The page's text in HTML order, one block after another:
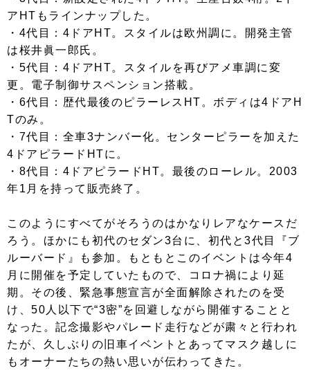
アHTもラインナップした。
・4代目：4ドアHT。スタイルは欧州調に。開発主管
は桜井眞一郎氏。
・5代目：4ドアHT。スタイルを再びアメ車調に変
更。電子制御サスペンション搭載。
・6代目：歴代最後のピラーレスHT。ボディは4ドアH
Tのみ。
・7代目：全車3ナンバー化。センターピラーを加えた
4ドアピラードHTに。
・8代目：4ドアピラードHT。最後のローレル。2003
年1月を持って販売終了。
このようにすべてがそろうのはかなりレアなケースだ
ろう。ほかにも初代のセダン3台に、初代と3代目『ブ
ルーバード』も参加。もともとこのイベントは今年4
月に開催を予定していたもので、コロナ禍により延
期。その後、緊急事態宣言が全面解除されたのを受
け、50人以下で“3密”を回避しながら開催することと
なった。記念撮影やパレード走行などが粛々と行われ
たが、久しぶりの旧車イベントとあってマスク越しに
もオーナーたちの熱い思いが伝わってきた。